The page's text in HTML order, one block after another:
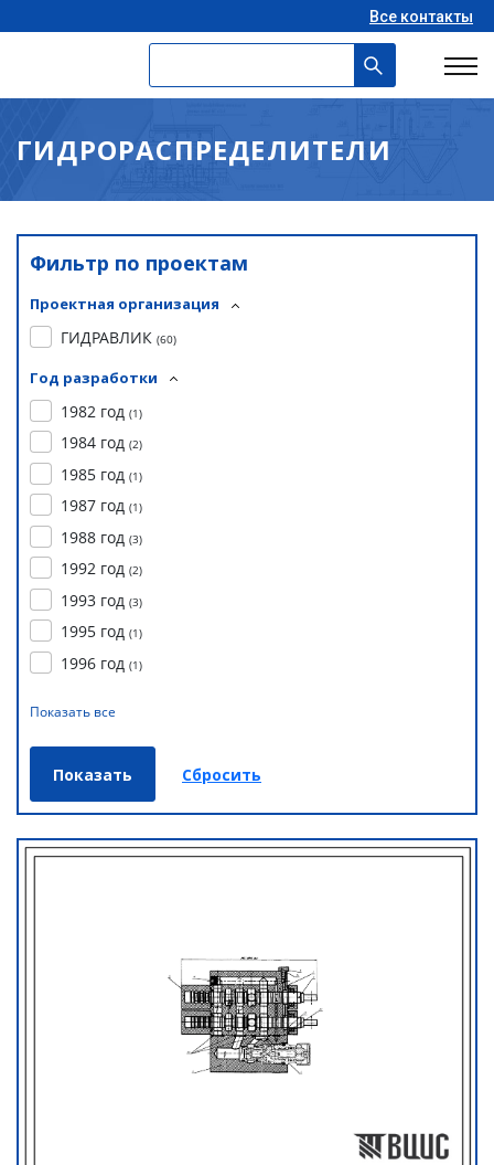
Все контакты
ГИДРОРАСПРЕДЕЛИТЕЛИ
Фильтр по проектам
Проектная организация
ГИДРАВЛИК (60)
Год разработки
1982 год (1)
1984 год (2)
1985 год (1)
1987 год (1)
1988 год (3)
1992 год (2)
1993 год (3)
1995 год (1)
1996 год (1)
Показать все